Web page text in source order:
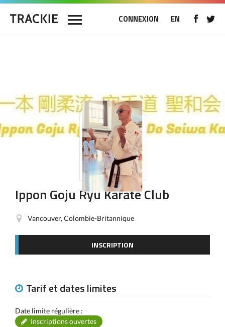
CONNEXION EN
Ippon Goju Ryu Karate Club
Vancouver, Colombie-Britannique
INSCRIPTION
Tarif et dates limites
Date limite régulière :
Inscriptions ouvertes